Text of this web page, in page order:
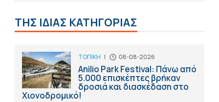
ΤΗΣ ΙΔΙΑΣ ΚΑΤΗΓΟΡΙΑΣ
ΤΟΠΙΚΗ | 08-08-2026
Anilio Park Festival: Πάνω από
5.000 επισκέπτες βρήκαν
δροσιά και διασκέδαση στο
Χιονοδρομικό!